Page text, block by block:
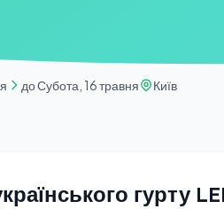
до Субота, 16 травня Київ
гурту